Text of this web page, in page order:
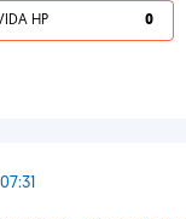
HP 0